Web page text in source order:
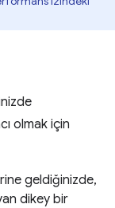
olmak için
geldiğinizde,
dikey bir